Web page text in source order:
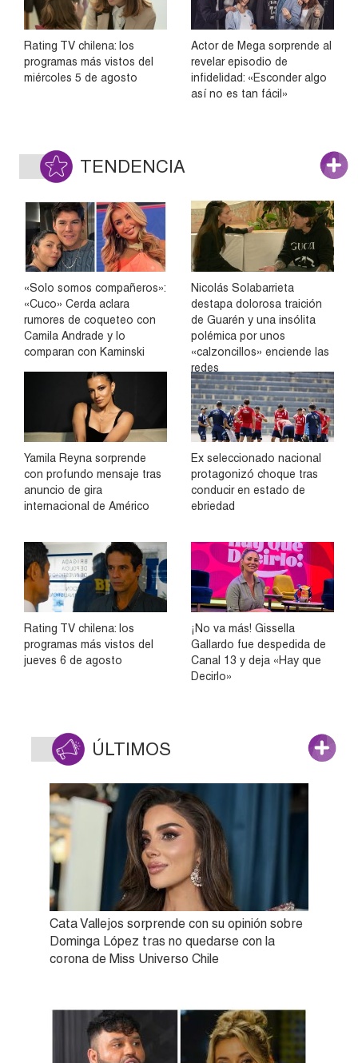
Rating TV chilena: los
programas más vistos del
miércoles 5 de agosto
Actor de Mega sorprende al
revelar episodio de
infidelidad: «Esconder algo
así no es tan fácil»
TENDENCIA
«Solo somos compañeros»:
«Cuco» Cerda aclara
rumores de coqueteo con
Camila Andrade y lo
comparan con Kaminski
Nicolás Solabarrieta
destapa dolorosa traición
de Guarén y una insólita
polémica por unos
«calzoncillos» enciende las
redes
Yamila Reyna sorprende
con profundo mensaje tras
anuncio de gira
internacional de Américo
Ex seleccionado nacional
protagonizó choque tras
conducir en estado de
ebriedad
Rating TV chilena: los
programas más vistos del
jueves 6 de agosto
¡No va más! Gissella
Gallardo fue despedida de
Canal 13 y deja «Hay que
Decirlo»
ÚLTIMOS
Cata Vallejos sorprende con su opinión sobre
Dominga López tras no quedarse con la
corona de Miss Universo Chile